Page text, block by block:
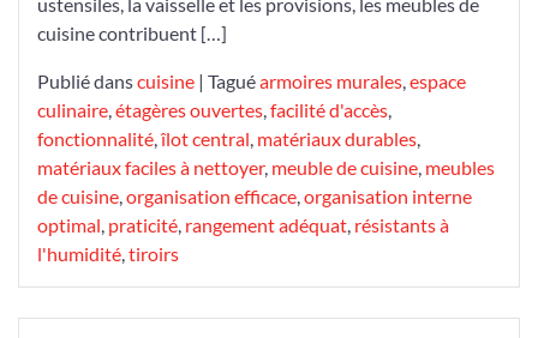
cuisine contribuent […]
Publié danscuisine | Taguéarmoires murales,espace
culinaire,étagères ouvertes,facilité d'accès,
fonctionnalité,îlot central, matériaux durables,
matériaux faciles à nettoyer, meuble de cuisine, meubles
de cuisine,organisation efficace,organisation interne
optimal, praticité, rangement adéquat, résistants à
l'humidité,tiroirs